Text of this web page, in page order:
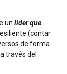
un líder que
(contar
de forma
través del